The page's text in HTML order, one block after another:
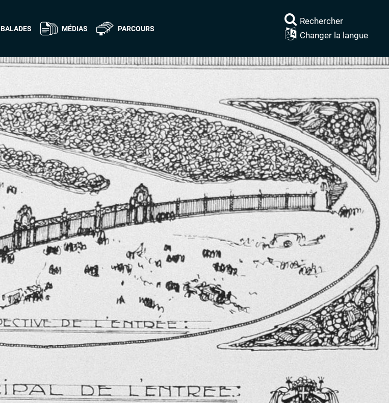
BALADES MÉDIAS PARCOURS
Rechercher
Changer la langue